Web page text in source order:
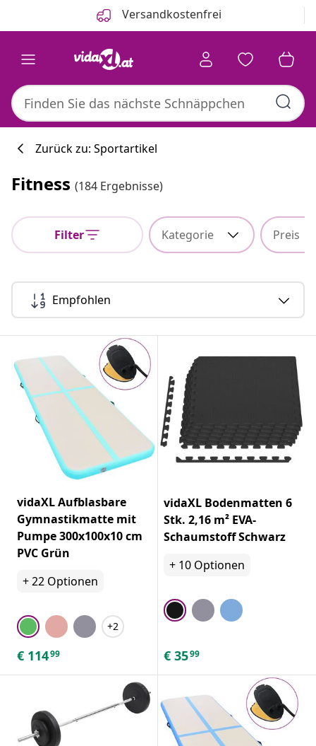
Versandkostenfrei
Zurück zu: Sportartikel
Fitness (184 Ergebnisse)
Filter Kategorie Preis
Empfohlen
vidaXL Aufblasbare
Gymnastikmatte mit
Pumpe 300x100x10 cm
PVC Grün
+22 Optionen
+2
€ 11499
vidaXL Bodenmatten 6
Stk. 2,16 m² EVA-
Schaumstoff Schwarz
+ 10 Optionen
€ 3599